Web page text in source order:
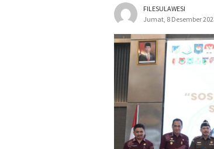
FILESULAWESI
Jumat, 8 Desember